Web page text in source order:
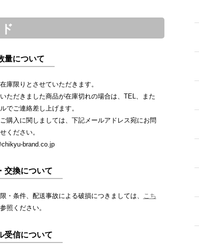
量について
庫限りとさせていただきます。
ただきました商品が在庫切れの場合は、TEL、また
でご連絡差し上げます。
購入に関しましては、下記メールアドレス宛にお問
ください。
brand.co.jp
交換について
・条件、配送事故による破損につきましては、 こち
照ください。
受信について